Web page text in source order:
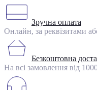
Зручна оплата
Онлайн, за реквізитами
Безкоштовна
На всі замовлення від